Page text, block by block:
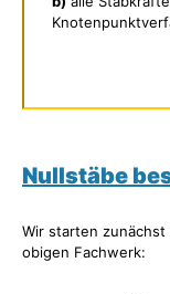
Nullstäbe
Wir starten
obigen Fachwerk: